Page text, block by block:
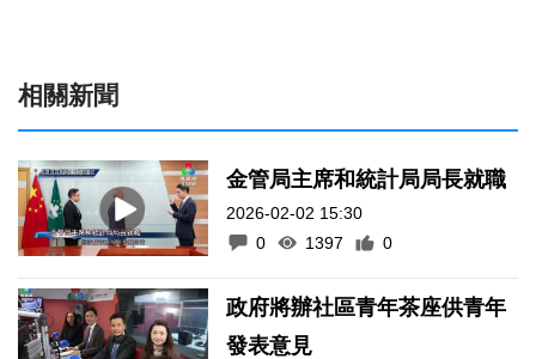
相關新聞
金管局主席和統計局局長就職
2026-02-02 15:30
0
1397 0
政府將辦社區青年茶座供青年
發表意見